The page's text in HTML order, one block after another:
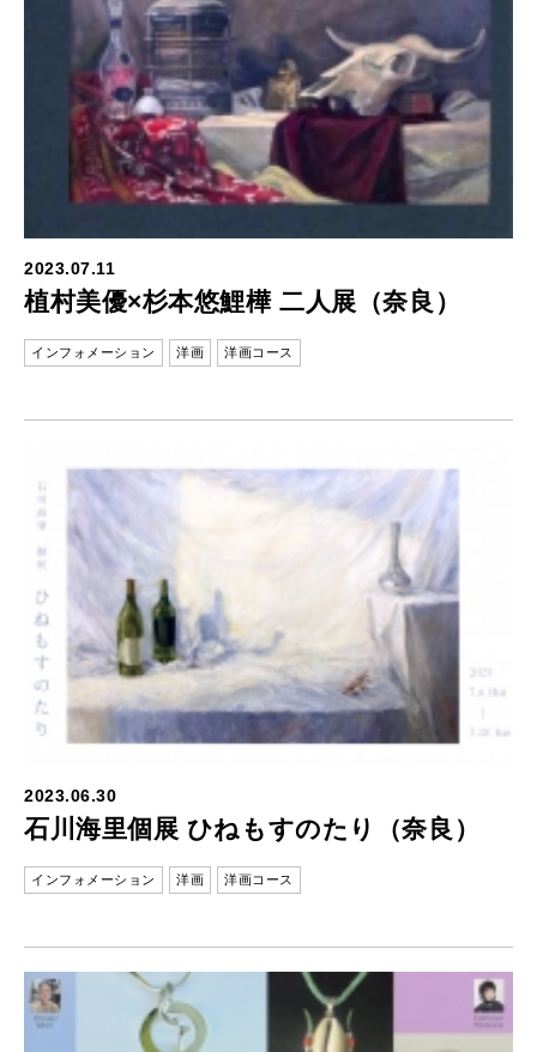
2023.07.11
植村美優×杉本悠鯉樺 二人展（奈良）
インフォメーション 洋画 洋画コース
2023.06.30
石川海里個展 ひねもすのたり（奈良）
インフォメーション 洋画 洋画コース